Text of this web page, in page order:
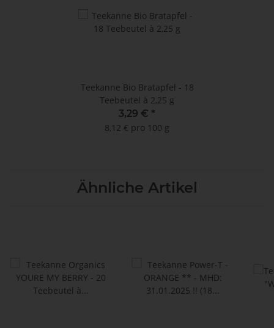
Teekanne Bio Bratapfel - 18
Teebeutel à 2,25 g
3,29 € *
8,12 € pro 100 g
Ähnliche Artikel